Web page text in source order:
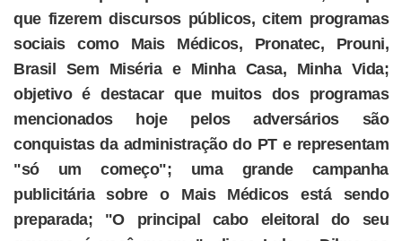
que fizerem discursos públicos, citem programas
sociais como Mais Médicos, Pronatec, Prouni,
Brasil Sem Miséria e Minha Casa, Minha Vida;
objetivo é destacar que muitos dos programas
mencionados hoje pelos adversários são
conquistas da administração do PT e representam
"só um começo"; uma grande campanha
publicitária sobre o Mais Médicos está sendo
preparada; "O principal cabo eleitoral do seu